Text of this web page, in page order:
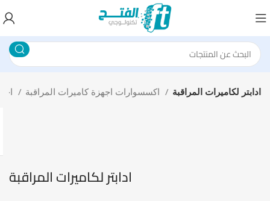
ادابتر لكاميرات المراقبة
ادابتر لكاميرات المراقبة